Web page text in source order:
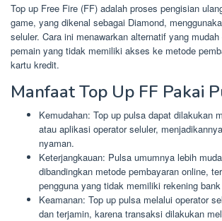
Top up Free Fire (FF) adalah proses pengisian
game, yang dikenal sebagai Diamond,
seluler. Cara ini menawarkan alternatif yang
pemain yang tidak memiliki akses ke metode
kartu kredit.
Manfaat Top Up FF Pakai
Kemudahan: Top up pulsa dapat dilakukan
atau aplikasi operator seluler,
nyaman.
Keterjangkauan: Pulsa umumnya lebih
dibandingkan metode pembayaran online,
pengguna yang tidak memiliki rekening
Keamanan: Top up pulsa melalui operator
dan terjamin, karena transaksi dilakukan